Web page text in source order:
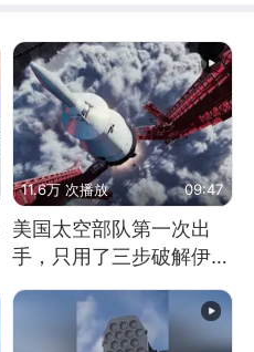
11.6万 次播放 09:47
美国太空部队第一次出
手，只用了三步破解伊朗
防空